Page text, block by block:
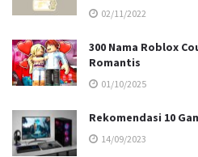
02/11/2022
300 Nama Roblox
Romantis
01/10/2025
Rekomendasi 10
14/09/2023